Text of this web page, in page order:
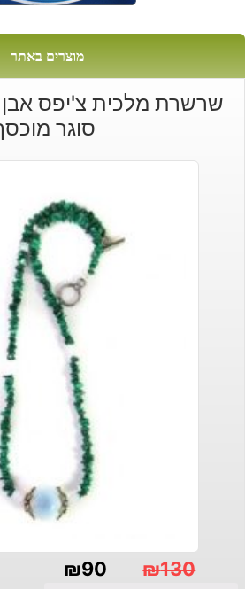
מוצרים באתר
שרשרת מלכית צ'יפס אבן
סוגר
₪130
₪90